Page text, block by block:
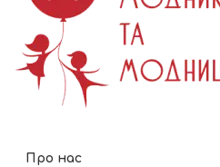
Про нас